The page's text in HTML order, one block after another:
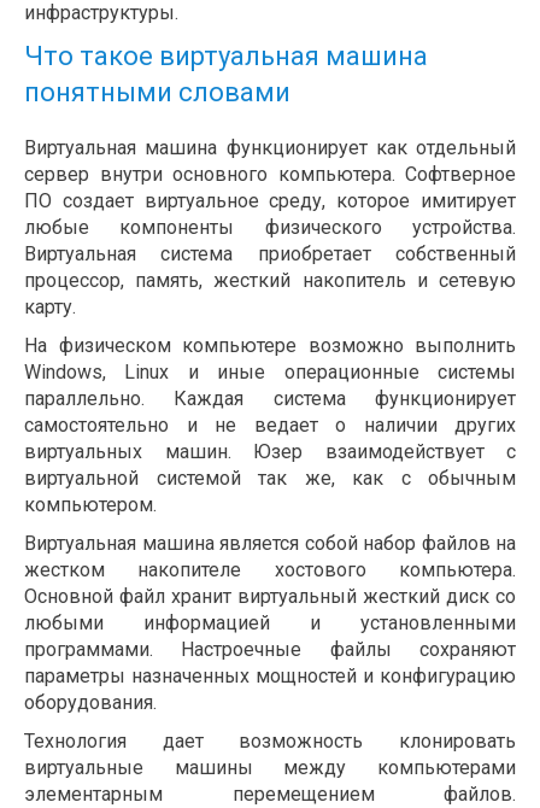
инфраструктуры.
Что такое виртуальная машина
понятными словами
Виртуальная машина функционирует как отдельный
сервер внутри основного компьютера. Софтверное
ПО создает виртуальное среду, которое имитирует
любые компоненты физического устройства.
Виртуальная система приобретает собственный
процессор, память, жесткий накопитель и сетевую
карту.
На физическом компьютере возможно выполнить
Windows, Linux и иные операционные системы
параллельно. Каждая система функционирует
самостоятельно и не ведает о наличии других
виртуальных машин. Юзер взаимодействует с
виртуальной системой так же, как с обычным
компьютером.
Виртуальная машина является собой набор файлов на
жестком накопителе хостового компьютера.
Основной файл хранит виртуальный жесткий диск со
любыми информацией и установленными
программами. Настроечные файлы сохраняют
параметры назначенных мощностей и конфигурацию
оборудования.
Технология дает возможность клонировать
виртуальные машины между компьютерами
элементарным перемещением файлов.